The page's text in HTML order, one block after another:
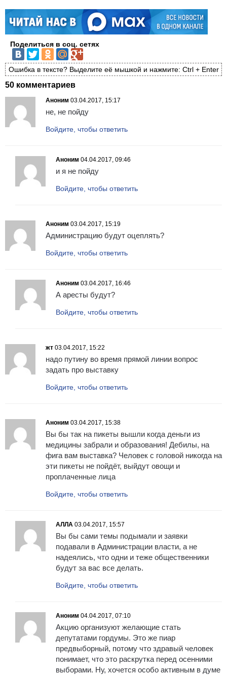
Поделиться в соц. сетях
Ошибка в тексте? Выделите её мышкой и нажмите: Ctrl + Enter
50 комментариев
Аноним 03.04.2017, 15:17
не, не пойду
Войдите, чтобы ответить
Аноним 04.04.2017, 09:46
и я не пойду
Войдите, чтобы ответить
Аноним 03.04.2017, 15:19
Администрацию будут оцеплять?
Войдите, чтобы ответить
Аноним 03.04.2017, 16:46
А аресты будут?
Войдите, чтобы ответить
жт 03.04.2017, 15:22
надо путину во время прямой линии вопрос
задать про выставку
Войдите, чтобы ответить
Аноним 03.04.2017, 15:38
Вы бы так на пикеты вышли когда деньги из
медицины забрали и образования! Дебилы, на
фига вам выставка? Человек с головой никогда на
эти пикеты не пойдёт, выйдут овощи и
проплаченные лица
Войдите, чтобы ответить
АЛЛА 03.04.2017, 15:57
Вы бы сами темы подымали и заявки
подавали в Администрации власти, а не
надеялись, что одни и теже общественники
будут за вас все делать.
Войдите, чтобы ответить
Аноним 04.04.2017, 07:10
Акцию организуют желающие стать
депутатами гордумы. Это же пиар
предвыборный, потому что здравый человек
понимает, что это раскрутка перед осенними
выборами. Ну, хочется особо активным в думе